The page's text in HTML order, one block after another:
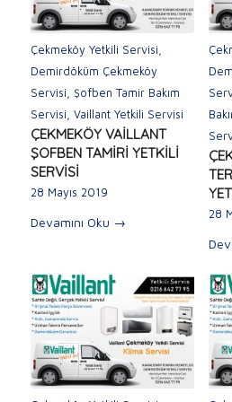
Çekmeköy Yetkili Servisi,
Demirdöküm Çekmeköy
Servisi, Şofben Tamir Bakım
Servisi, Vaillant Yetkili Servisi
ÇEKMEKÖY VAİLLANT
ŞOFBEN TAMİRİ YETKİLİ
SERVİSİ
28 Mayıs 2019
Devamını Oku →
28